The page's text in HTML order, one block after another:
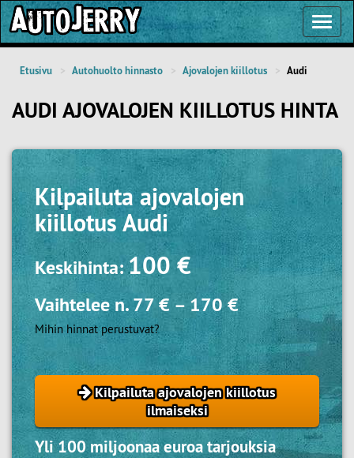
Etusivu Autohuolto hinnasto Ajovalojen kiillotus Audi
AUDI AJOVALOJEN KIILLOTUS HINTA
Kilpailutaajovalojen
kiillotus Audi
Keskihinta:100 €
Vaihtelee n.77 €– 170 €
Mihin hinnat perustuvat?
Kilpailuta ajovalojen kiillotus
ilmaiseksi
Yli 100 miljoonaa euroa tarjouksia